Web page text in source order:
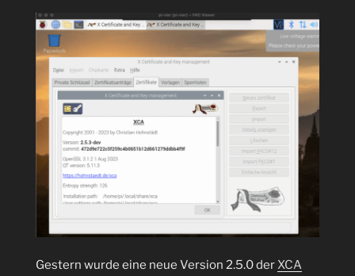
Gestern wurde eine neue Version 2.5.0 der XCA